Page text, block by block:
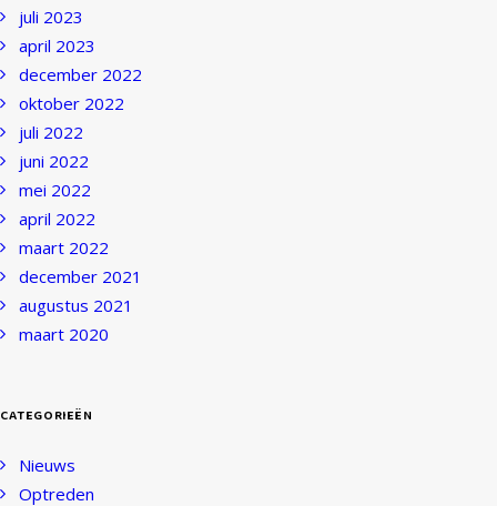
juli 2023
april 2023
december 2022
oktober 2022
juli 2022
juni 2022
mei 2022
april 2022
maart 2022
december 2021
augustus 2021
maart 2020
CATEGORIEËN
Nieuws
Optreden